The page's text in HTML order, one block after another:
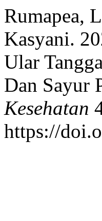
Rumapea,
Kasyani.
Ular
Dan Sayur
Kesehatan
https://